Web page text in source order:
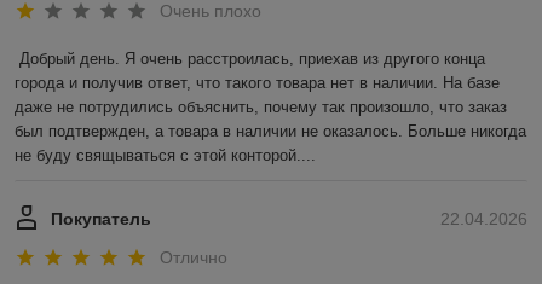
Очень плохо
Добрый день. Я очень расстроилась, приехав из другого конца
города и получив ответ, что такого товара нет в наличии. На базе
даже не потрудились объяснить, почему так произошло, что заказ
был подтвержден, а товара в наличии не оказалось. Больше никогда
не буду свящываться с этой конторой....
22.04.2026
Покупатель
Отлично